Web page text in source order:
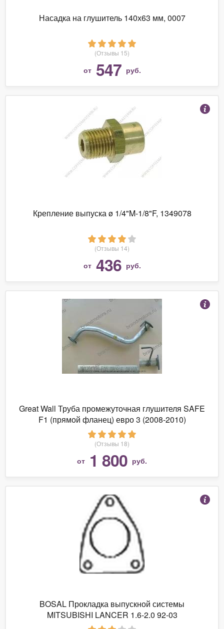
Насадка на глушитель 140х63 мм, 0007
(Отзывы 15)
от 547 руб.
Крепление выпуска ø 1/4"M-1/8"F, 1349078
(Отзывы 14)
от 436 руб.
Great Wall Труба промежуточная глушителя SAFE
F1 (прямой фланец) евро 3 (2008-2010)
(Отзывы 18)
от 1 800 руб.
BOSAL Прокладка выпускной системы
MITSUBISHI LANCER 1.6-2.0 92-03